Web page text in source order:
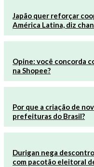
Japão quer reforçar
América Latina, diz
Opine: você concorda
na Shopee?
Por que a criação de
prefeituras do Brasil?
Durigan nega
com pacotão eleitoral